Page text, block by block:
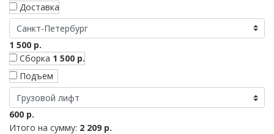
Доставка
1 500 р.
Сборка 1 500 р.
Подъем
600 р.
Итого на сумму: 2 209 р.